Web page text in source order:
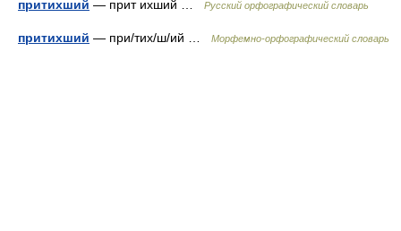
притихший — прит ихший … Русский орфографический словарь
притихший — при/тих/ш/ий … Морфемно-орфографический словарь